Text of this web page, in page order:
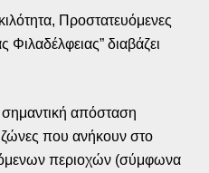
Προστατευόμενες
Φιλαδέλφειας” διαβάζει
σημαντική απόσταση
που ανήκουν στο
περιοχών (σύμφωνα